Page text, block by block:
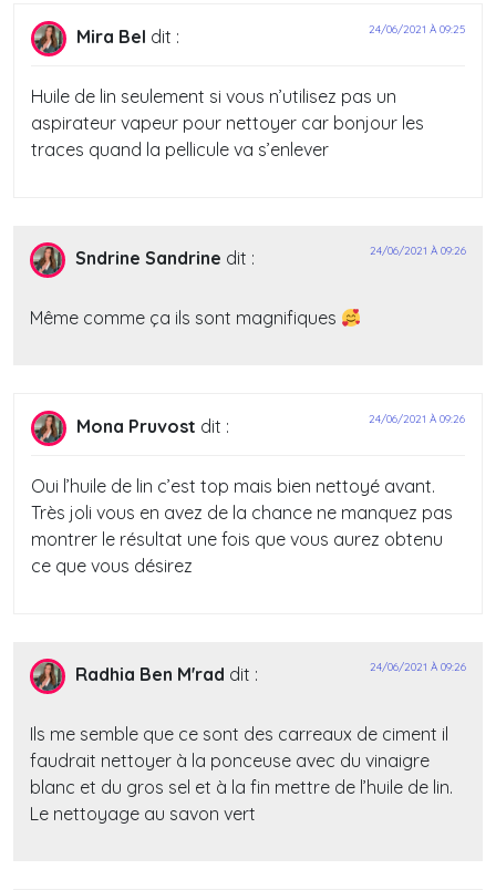
Mira Bel dit : 24/06/2021 À 09:25
Huile de lin seulement si vous n’utilisez pas un
aspirateur vapeur pour nettoyer car bonjour les
traces quand la pellicule va s’enlever
Sndrine Sandrine dit : 24/06/2021 À 09:26
Même comme ça ils sont magnifiques
Mona Pruvost dit : 24/06/2021 À 09:26
Oui l’huile de lin c’est top mais bien nettoyé avant.
Très joli vous en avez de la chance ne manquez pas
montrer le résultat une fois que vous aurez obtenu
ce que vous désirez
Radhia Ben M'rad dit : 24/06/2021 À 09:26
Ils me semble que ce sont des carreaux de ciment il
faudrait nettoyer à la ponceuse avec du vinaigre
blanc et du gros sel et à la fin mettre de l’huile de lin.
Le nettoyage au savon vert